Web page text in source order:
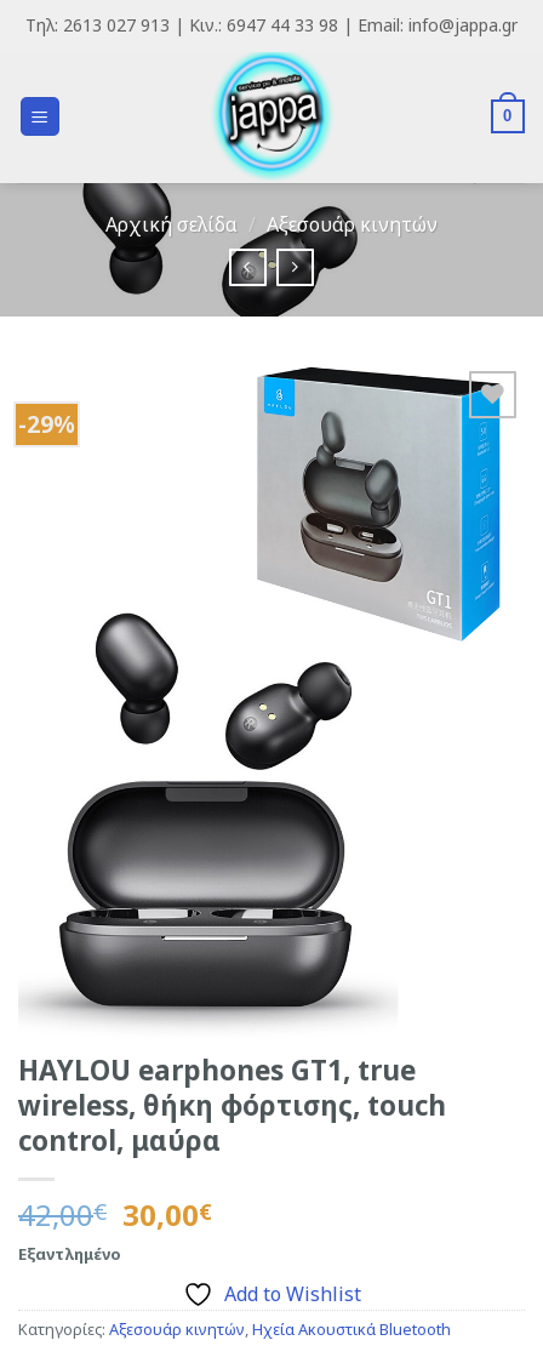
SkipΤηλ: 2613 027 913 | Κιν.: 6947 44 33 98 | Email: info@jappa.gr
0
Αρχική σελίδα / Αξεσουάρ κινητών
-29%
Add to
Wishlist
HAYLOU earphones GT1, true
wireless, θήκη φόρτισης, touch
control, μαύρα
42,00€ Original
price
42,00€.
30,00€Η
είναι:
30,00€.
Εξαντλημένο
Add to Wishlist
Κατηγορίες: Αξεσουάρ κινητών,Ηχεία Ακουστικά Bluetooth